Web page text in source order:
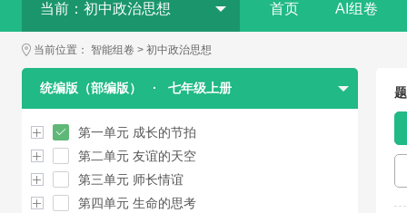
当前： 初中政治思想 首页 AI组卷
当前位置： 智能组卷 > 初中政治思想
统编版（部编版） · 七年级上册
第一单元 成长的节拍
第二单元 友谊的天空
第三单元 师长情谊
第四单元 生命的思考